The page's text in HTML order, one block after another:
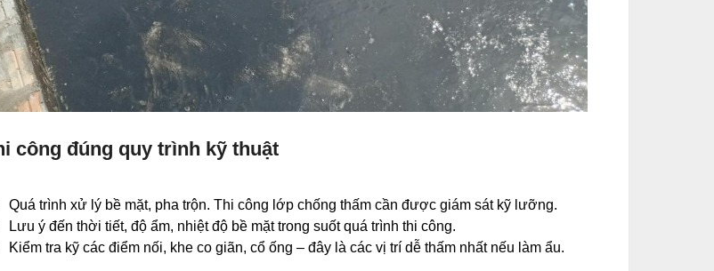
công đúng quy trình kỹ thuật
Quá trình xử lý bề mặt, pha trộn. Thi công lớp chống thấm cần được giám sát kỹ lưỡng.
Lưu ý đến thời tiết, độ ẩm, nhiệt độ bề mặt trong suốt quá trình thi công.
Kiểm tra kỹ các điểm nối, khe co giãn, cổ ống – đây là các vị trí dễ thấm nhất nếu làm ẩu.